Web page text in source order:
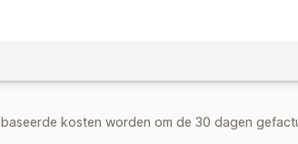
kosten worden om de 30 dagen